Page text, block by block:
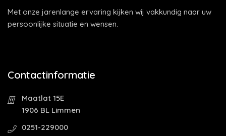
Met onze jarenlange ervaring kijken wij vakkundig naar uw
persoonlijke situatie en wensen.
Contactinformatie
Maatlat 15E
1906 BL Limmen
0251-229000